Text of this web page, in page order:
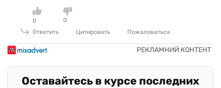
0
0
Ответить
Цитировать Пожаловаться
Оставайтесь в курсе последних